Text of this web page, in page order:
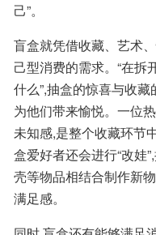
己”。
盲盒就凭借收藏、艺术
己型消费的需求。“在拆
什么”,抽盒的惊喜与收
为他们带来愉悦。一位
未知感,是整个收藏环节
盒爱好者还会进行“改娃
壳等物品相结合制作新
满足感。